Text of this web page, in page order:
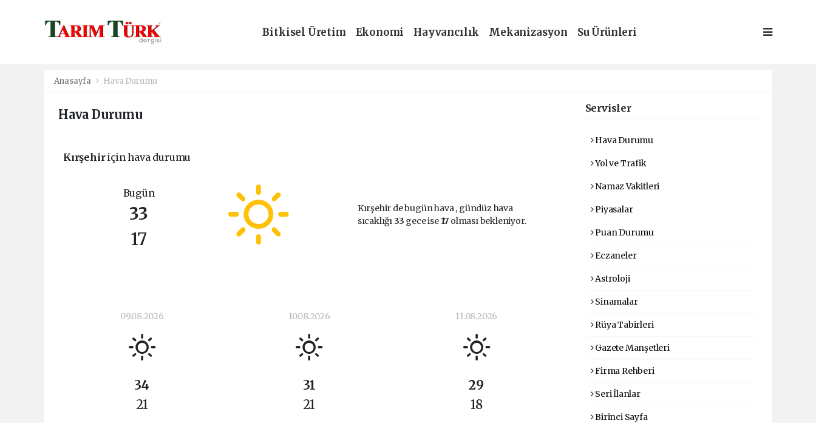
Bitkisel Üretim Ekonomi Hayvancılık Mekanizasyon
Su Ürünleri
Anasayfa Hava Durumu
Hava Durumu
Kırşehiriçin hava durumu
Bugün
33
17
Kırşehir de bugün hava, gündüz hava
sıcaklığı 33 gece ise 17 olması bekleniyor.
09.08.2026
34
21
10.08.2026
31
21
11.08.2026
29
18
Servisler
Hava Durumu
Yol ve Trafik
Namaz Vakitleri
Piyasalar
Puan Durumu
Eczaneler
Astroloji
Sinamalar
Rüya Tabirleri
Gazete Manşetleri
Firma Rehberi
Seri İlanlar
Birinci Sayfa